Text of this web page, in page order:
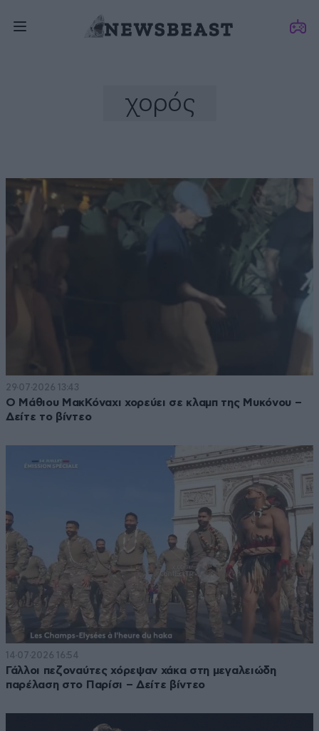
χορός
29·07·2026 13:43
Ο Μάθιου ΜακΚόναχι χορεύει σε κλαμπ της Μυκόνου –
Δείτε το βίντεο
14·07·2026 16:54
Γάλλοι πεζοναύτες χόρεψαν χάκα στη μεγαλειώδη
παρέλαση στο Παρίσι – Δείτε βίντεο